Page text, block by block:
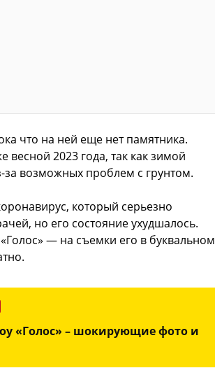
что на ней еще нет памятника.
весной 2023 года, так как зимой
за возможных проблем с грунтом.
который серьезно
но его состояние ухудшалось.
— на съемки его в буквальном
«Голос» – шокирующие фото и